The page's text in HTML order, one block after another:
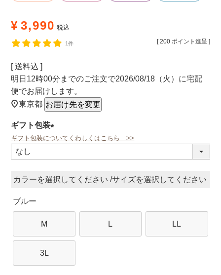
¥ 3,990 税込
[ 200 ポイント進呈 ]
1件
送料込
明日 12時00分 までのご注文で2026/08/18（火） に宅配
便でお届けします。
東京都 お届け先を変更
ギフト包装
(必
ギフト包装についてくわしくはこちら >>
カラー サイズ
ブルー
M L LL
3L